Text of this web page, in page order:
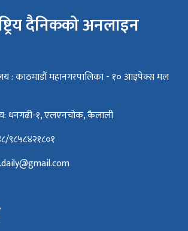
दैनिकको अनलाइन
: काठमाडौं महानगरपालिका - १० आइपेक्स मल
धनगढी-१, एलएनचोक, कैलाली
९८५८४२१८०१